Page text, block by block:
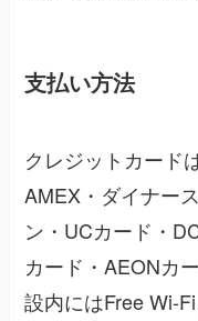
支払い方法
クレジットカード
AMEX・ダイナー
ン・UCカード・
カード・AEONカ
設内にはFree Wi-